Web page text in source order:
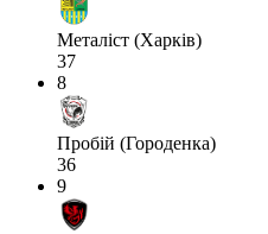
Металіст (Харків)
37
8
Пробій (Городенка)
36
9